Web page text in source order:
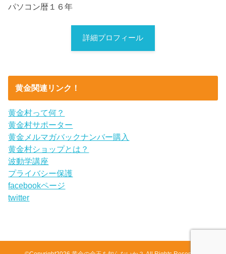
パソコン暦１６年
詳細プロフィール
黄金関連リンク！
黄金村って何？
黄金村サポーター
黄金メルマガバックナンバー購入
黄金村ショップとは？
波動学講座
プライバシー保護
facebookページ
twitter